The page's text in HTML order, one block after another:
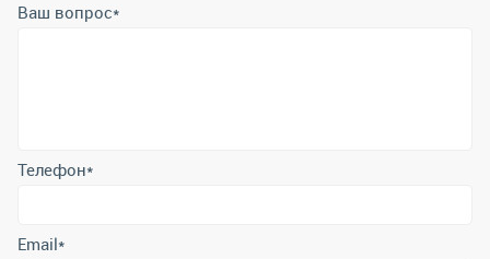
Ваш вопрос*
Отправляя форму вы подтверждаете согласие с